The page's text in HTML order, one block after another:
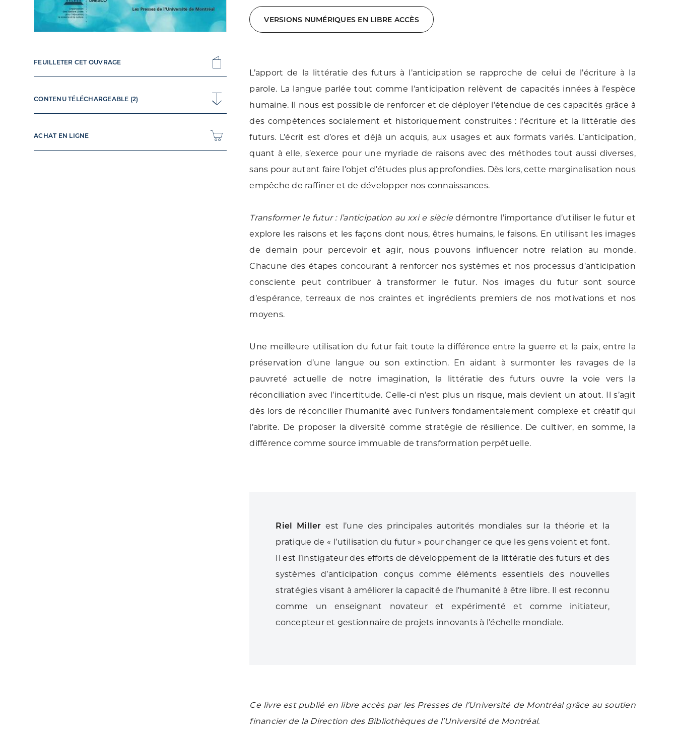
VERSIONS NUMÉRIQUES EN LIBRE ACCÈS
L’apport de la littératie des futurs à l’anticipation se rapproche de celui de l’écriture à la
parole. La langue parlée tout comme l’anticipation relèvent de capacités innées à l’espèce
humaine. Il nous est possible de renforcer et de déployer l’étendue de ces capacités grâce à
des compétences socialement et historiquement construites : l’écriture et la littératie des
futurs. L’écrit est d’ores et déjà un acquis, aux usages et aux formats variés. L’anticipation,
quant à elle, s’exerce pour une myriade de raisons avec des méthodes tout aussi diverses,
sans pour autant faire l’objet d’études plus approfondies. Dès lors, cette marginalisation nous
empêche de raffiner et de développer nos connaissances.
Transformer le futur : l’anticipation au xxi e siècle démontre l’importance d’utiliser le futur et
explore les raisons et les façons dont nous, êtres humains, le faisons. En utilisant les images
de demain pour percevoir et agir, nous pouvons influencer notre relation au monde.
Chacune des étapes concourant à renforcer nos systèmes et nos processus d’anticipation
consciente peut contribuer à transformer le futur. Nos images du futur sont source
d’espérance, terreaux de nos craintes et ingrédients premiers de nos motivations et nos
moyens.
Une meilleure utilisation du futur fait toute la différence entre la guerre et la paix, entre la
préservation d’une langue ou son extinction. En aidant à surmonter les ravages de la
pauvreté actuelle de notre imagination, la littératie des futurs ouvre la voie vers la
réconciliation avec l’incertitude. Celle-ci n’est plus un risque, mais devient un atout. Il s’agit
dès lors de réconcilier l’humanité avec l’univers fondamentalement complexe et créatif qui
l’abrite. De proposer la diversité comme stratégie de résilience. De cultiver, en somme, la
différence comme source immuable de transformation perpétuelle.
Riel Miller est l’une des principales autorités mondiales sur la théorie et la
pratique de « l’utilisation du futur » pour changer ce que les gens voient et font.
Il est l’instigateur des efforts de développement de la littératie des futurs et des
systèmes d’anticipation conçus comme éléments essentiels des nouvelles
stratégies visant à améliorer la capacité de l’humanité à être libre. Il est reconnu
comme un enseignant novateur et expérimenté et comme initiateur,
concepteur et gestionnaire de projets innovants à l’échelle mondiale.
Ce livre est publié en libre accès par les Presses de l’Université de Montréal grâce au soutien
financier de la Direction des Bibliothèques de l’Université de Montréal.
FEUILLETER CET OUVRAGE
CONTENU TÉLÉCHARGEABLE (2)
ACHAT EN LIGNE